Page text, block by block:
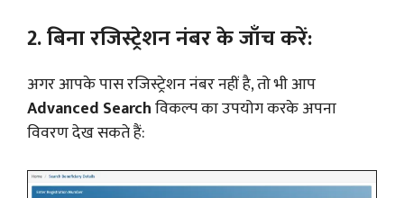
2. बिना रजिस्ट्रेशन नंबर के जाँच करें:
अगर आपके पास रजिस्ट्रेशन नंबर नहीं है, तो भी आप
Advanced Searchविकल्प का उपयोग करके अपना
विवरण देख सकते हैं: